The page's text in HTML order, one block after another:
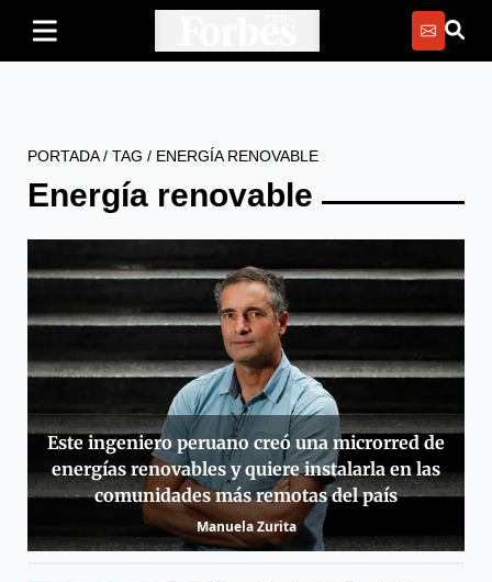
PORTADA/ TAG / ENERGÍA RENOVABLE
Energía renovable
Este ingeniero peruano creó una microrred de
energías renovables y quiere instalarla en las
comunidades más remotas del país
Manuela Zurita